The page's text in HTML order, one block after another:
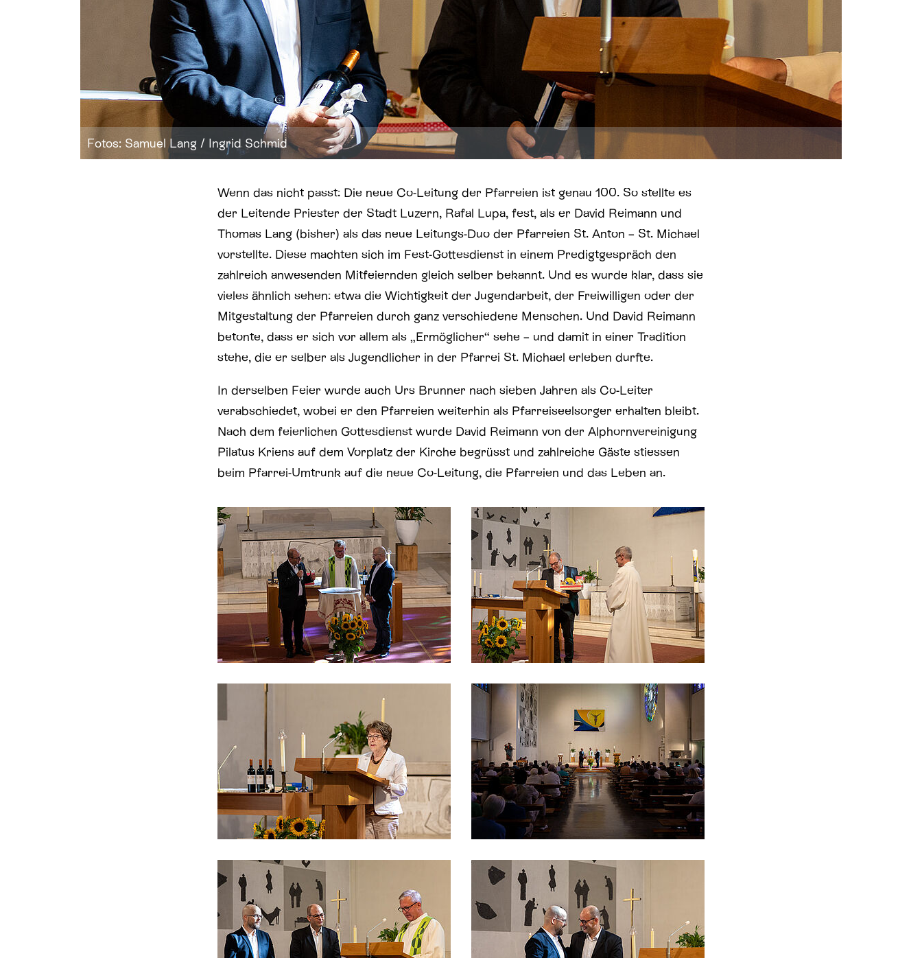
Fotos: Samuel Lang / Ingrid Schmid
Wenn das nicht passt: Die neue Co-Leitung der Pfarreien ist genau 100. So stellte es
der Leitende Priester der Stadt Luzern, Rafal Lupa, fest, als er David Reimann und
Thomas Lang (bisher) als das neue Leitungs-Duo der Pfarreien St. Anton – St. Michael
vorstellte. Diese machten sich im Fest-Gottesdienst in einem Predigtgespräch den
zahlreich anwesenden Mitfeiernden gleich selber bekannt. Und es wurde klar, dass sie
vieles ähnlich sehen: etwa die Wichtigkeit der Jugendarbeit, der Freiwilligen oder der
Mitgestaltung der Pfarreien durch ganz verschiedene Menschen. Und David Reimann
betonte, dass er sich vor allem als „Ermöglicher“ sehe – und damit in einer Tradition
stehe, die er selber als Jugendlicher in der Pfarrei St. Michael erleben durfte.
In derselben Feier wurde auch Urs Brunner nach sieben Jahren als Co-Leiter
verabschiedet, wobei er den Pfarreien weiterhin als Pfarreiseelsorger erhalten bleibt.
Nach dem feierlichen Gottesdienst wurde David Reimann von der Alphornvereinigung
Pilatus Kriens auf dem Vorplatz der Kirche begrüsst und zahlreiche Gäste stiessen
beim Pfarrei-Umtrunk auf die neue Co-Leitung, die Pfarreien und das Leben an.